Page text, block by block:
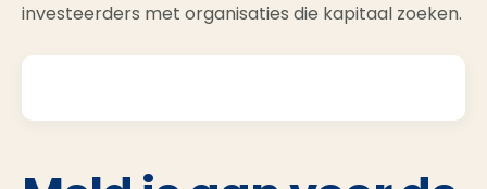
investeerders met organisaties die kapitaal zoeken.